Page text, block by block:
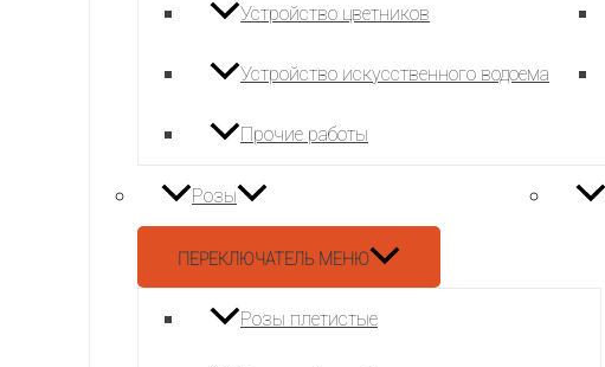
Устройство цветников
Устройство искусственного водоема
Прочие работы
Розы
ПЕРЕКЛЮЧАТЕЛЬ МЕНЮ
Розы плетистые